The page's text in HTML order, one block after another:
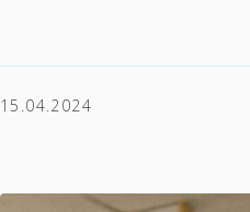
15.04.2024